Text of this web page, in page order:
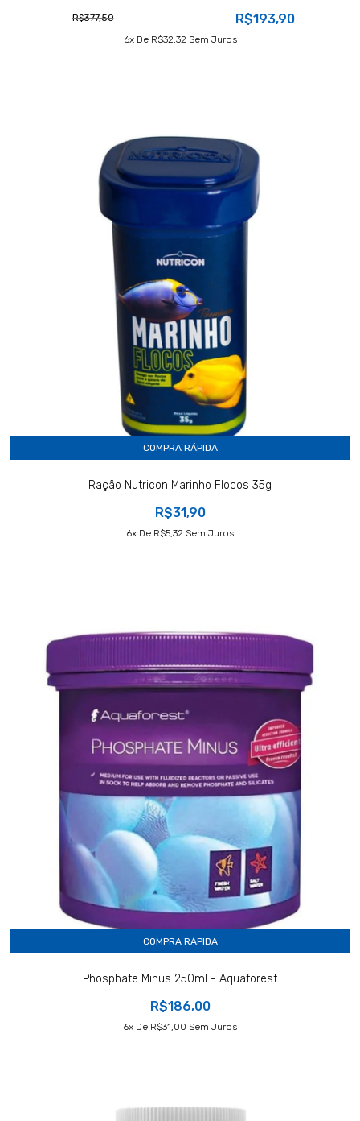
R$377,50 R$193,90
6X De R$32,32 Sem Juros
COMPRA RÁPIDA
Ração Nutricon Marinho Flocos 35g
R$31,90
6X De R$5,32 Sem Juros
COMPRA RÁPIDA
Phosphate Minus 250ml - Aquaforest
R$186,00
6X De R$31,00 Sem Juros